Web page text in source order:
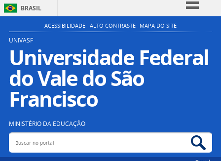
BRASIL
Simplifique!
Participe
Acesso à informação
Legislação
ACESSIBILIDADE ALTO CONTRASTE MAPA DO SITE
UNIVASF
Universidade Federal
do Vale do São
Francisco
MINISTÉRIO DA EDUCAÇÃO
Buscar no portal